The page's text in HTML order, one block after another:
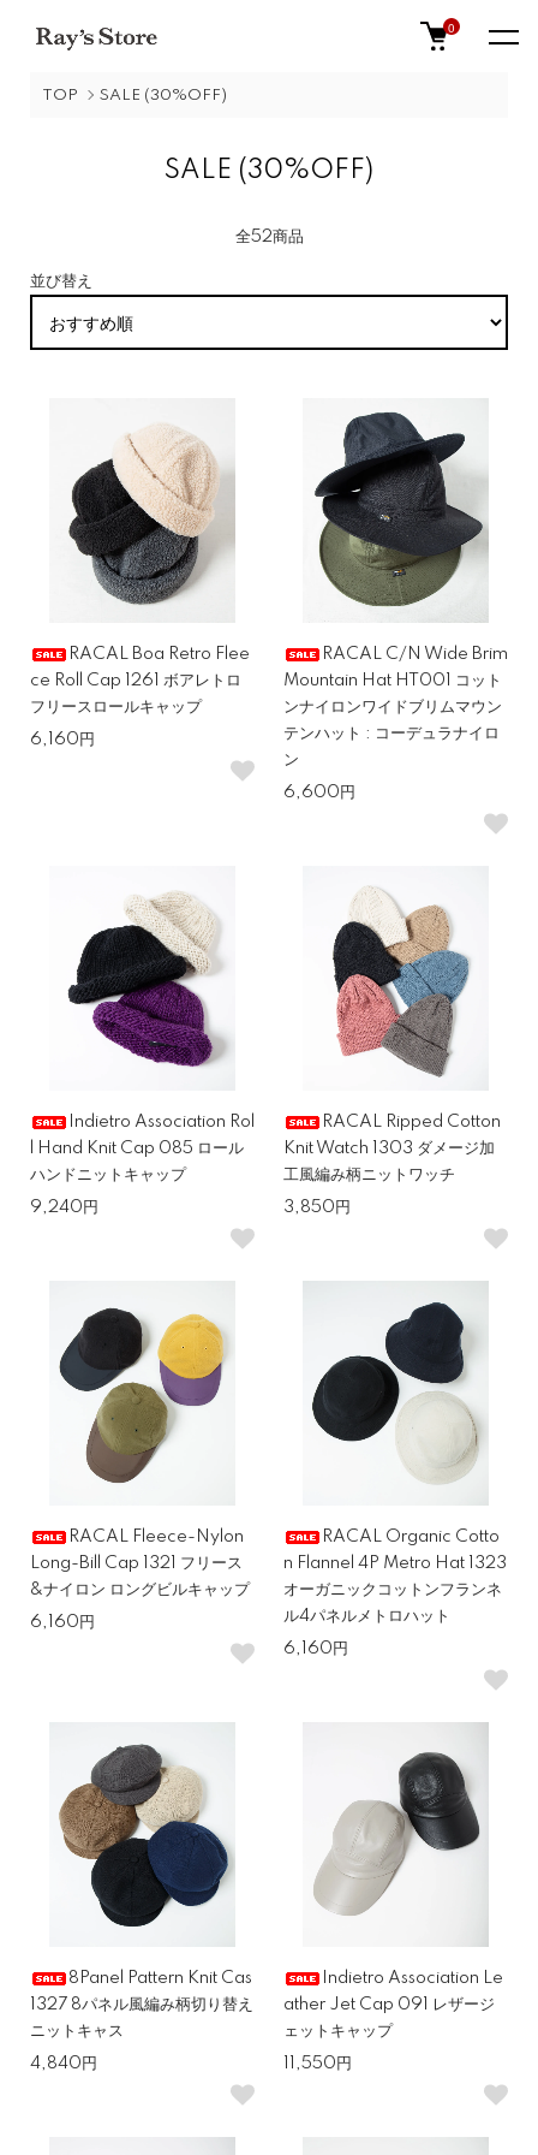
0
TOP SALE (30%OFF)
SALE (30%OFF)
全52商品
並び替え
RACAL Boa Retro Flee
ce Roll Cap 1261 ボアレトロ
フリースロールキャップ
6,160円
RACAL C/N Wide Brim
Mountain Hat HT001 コット
ンナイロンワイドブリムマウン
テンハット : コーデュラナイロ
ン
6,600円
Indietro Association Rol
l Hand Knit Cap 085 ロール
ハンドニットキャップ
9,240円
RACAL Ripped Cotton
Knit Watch 1303 ダメージ加
工風編み柄ニットワッチ
3,850円
RACAL Fleece-Nylon
Long-Bill Cap 1321 フリース
&ナイロン ロングビルキャップ
6,160円
RACAL Organic Cotto
n Flannel 4P Metro Hat 1323
オーガニックコットンフランネ
ル4パネルメトロハット
6,160円
8Panel Pattern Knit Cas
1327 8パネル風編み柄切り替え
ニットキャス
4,840円
Indietro Association Le
ather Jet Cap 091 レザージ
ェットキャップ
11,550円